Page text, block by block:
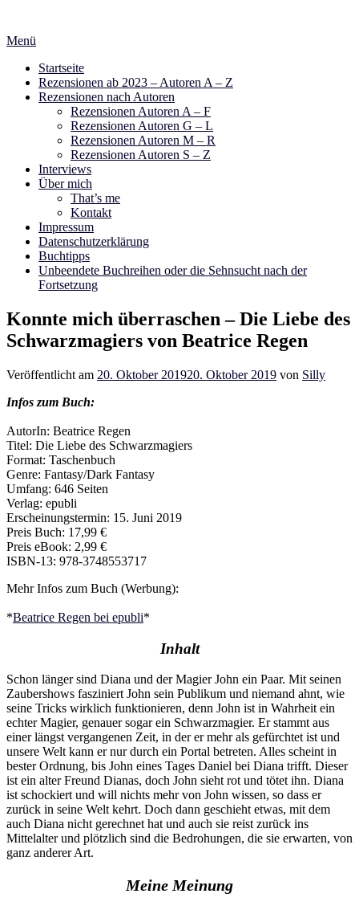
springen
Menü
Startseite
Rezensionen ab 2023 – Autoren A – Z
Rezensionen nach Autoren
Rezensionen Autoren A – F
Rezensionen Autoren G – L
Rezensionen Autoren M – R
Rezensionen Autoren S – Z
Interviews
Über mich
That’s me
Kontakt
Impressum
Datenschutzerklärung
Buchtipps
Unbeendete Buchreihen oder die Sehnsucht nach der
Fortsetzung
Konnte mich überraschen – Die Liebe des
Schwarzmagiers von Beatrice Regen
Veröffentlicht am 20. Oktober 201920. Oktober 2019 von Silly
Infos zum Buch:
AutorIn: Beatrice Regen
Titel: Die Liebe des Schwarzmagiers
Format: Taschenbuch
Genre: Fantasy/Dark Fantasy
Umfang: 646 Seiten
Verlag: epubli
Erscheinungstermin: 15. Juni 2019
Preis Buch: 17,99 €
Preis eBook: 2,99 €
ISBN-13: 978-3748553717
Mehr Infos zum Buch (Werbung):
*Beatrice Regen bei epubli*
Inhalt
Schon länger sind Diana und der Magier John ein Paar. Mit seinen
Zaubershows fasziniert John sein Publikum und niemand ahnt, wie
seine Tricks wirklich funktionieren, denn John ist in Wahrheit ein
echter Magier, genauer sogar ein Schwarzmagier. Er stammt aus
einer längst vergangenen Zeit, in der er mehr als gefürchtet ist und
unsere Welt kann er nur durch ein Portal betreten. Alles scheint in
bester Ordnung, bis John eines Tages Daniel bei Diana trifft. Dieser
ist ein alter Freund Dianas, doch John sieht rot und tötet ihn. Diana
ist schockiert und will nichts mehr von John wissen, so dass er
zurück in seine Welt kehrt. Doch dann geschieht etwas, mit dem
auch Diana nicht gerechnet hat und auch sie reist zurück ins
Mittelalter und plötzlich sind die Bedrohungen, die sie erwarten, von
ganz anderer Art.
Meine Meinung